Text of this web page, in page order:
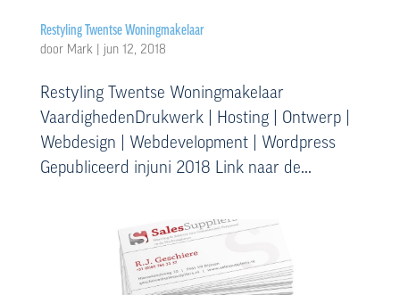
Restyling Twentse Woningmakelaar
door Mark| jun 12, 2018
Restyling Twentse Woningmakelaar
VaardighedenDrukwerk | Hosting | Ontwerp |
Webdesign | Webdevelopment | Wordpress
Gepubliceerd injuni 2018 Link naar de...